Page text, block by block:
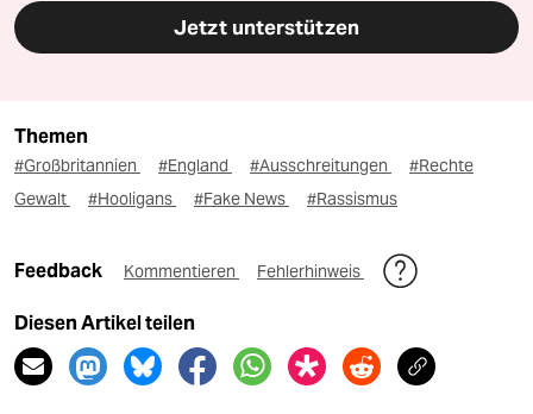
Jetzt unterstützen
Themen
#Großbritannien #England #Ausschreitungen
#Rechte
Gewalt
#Hooligans #Fake News #Rassismus
Feedback Kommentieren Fehlerhinweis
Diesen Artikel teilen